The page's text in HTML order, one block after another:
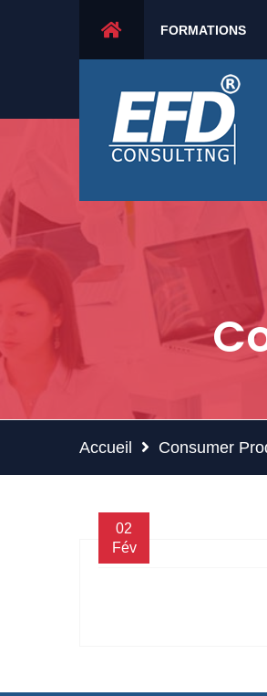
21 rue de la marine -
FORMATIONS
Accueil Consumer
02
Fév